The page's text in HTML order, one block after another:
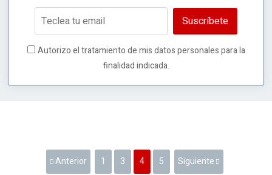
Suscríbete
Autorizo el tratamiento de mis datos personales para la
finalidad indicada.
Anterior 1 3 4 5 Siguiente